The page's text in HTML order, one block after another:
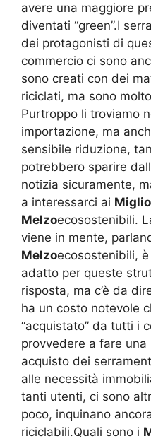
avere una maggiore
diventati “green”.I
dei protagonisti di
commercio ci sono
sono creati con dei
riciclati, ma sono
Purtroppo li troviamo
importazione, ma
sensibile riduzione,
potrebbero sparire
notizia sicuramente,
a interessarci ai
Melzoecosostenibili.
viene in mente,
Melzoecosostenibili,
adatto per queste
risposta, ma c’è da
ha un costo notevole
“acquistato” da tutti i
provvedere a fare
acquisto dei
alle necessità
tanti utenti, ci sono
poco, inquinano
riciclabili.Quali sono i